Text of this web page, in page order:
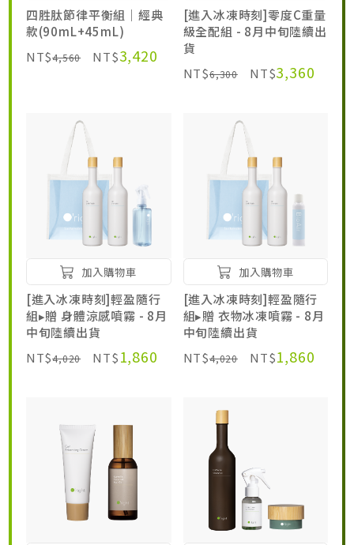
四胜肽節律平衡組｜經典
款(90mL+45mL)
NT$4,560 NT$3,420
[進入冰凍時刻]零度C重量
級全配組 - 8月中旬陸續出
貨
NT$6,300 NT$3,360
加入購物車
[進入冰凍時刻]輕盈隨行
組▸贈 身體涼感噴霧 - 8月
中旬陸續出貨
NT$4,020 NT$1,860
加入購物車
[進入冰凍時刻]輕盈隨行
組▸贈 衣物冰凍噴霧 - 8月
中旬陸續出貨
NT$4,020 NT$1,860